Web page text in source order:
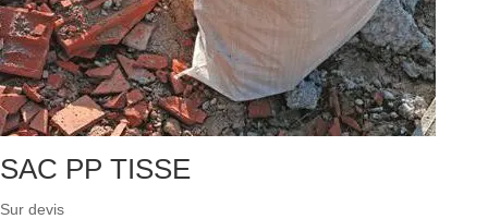
SAC PP TISSE
Sur devis